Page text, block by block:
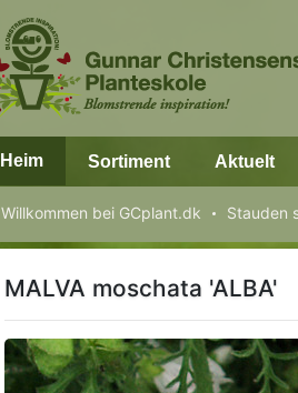
Heim Sortiment Aktuelt
Willkommen bei GCplant.dk Stauden
MALVA moschata 'ALBA'